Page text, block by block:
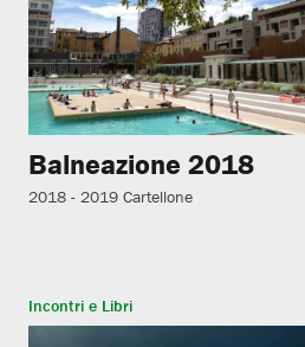
Balneazione 2018
2018 - 2019 Cartellone
Incontri e Libri